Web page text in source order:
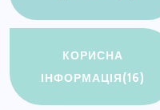
КОРИСНА
ІНФОРМАЦІЯ(16)